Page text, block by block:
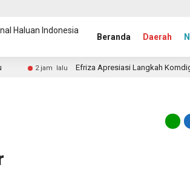
Beranda Daerah
2 jam lalu Efriza Apresiasi Langkah Komdigi